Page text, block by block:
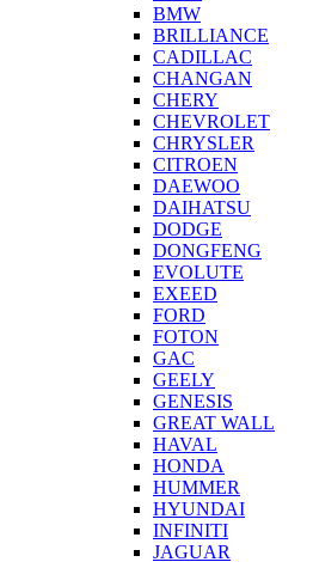
BMW
BRILLIANCE
CADILLAC
CHANGAN
CHERY
CHEVROLET
CHRYSLER
CITROEN
DAEWOO
DAIHATSU
DODGE
DONGFENG
EVOLUTE
EXEED
FORD
FOTON
GAC
GEELY
GENESIS
GREAT WALL
HAVAL
HONDA
HUMMER
HYUNDAI
INFINITI
JAGUAR